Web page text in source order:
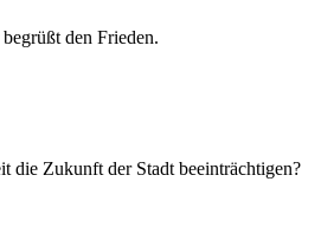
den Frieden.
die Zukunft der Stadt beeinträchtigen?